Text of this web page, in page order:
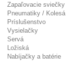
Zapaľovacie sviečky
Pneumatiky / Kolesá
Príslušenstvo
Vysielačky
Servá
Ložiská
Nabíjačky a batérie